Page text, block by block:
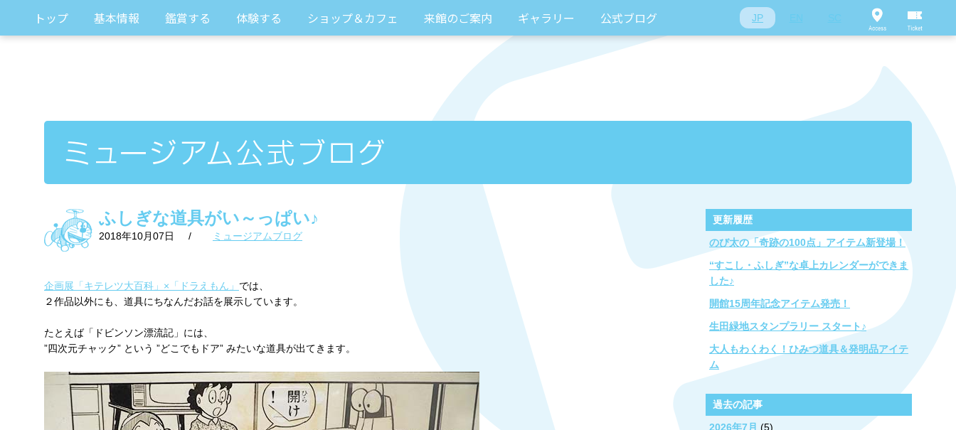
トップ 基本情報 鑑賞する 体験する ショップ＆カフェ 来館のご案内 ギャラリー 公式ブログ JP
ふしぎな道具がい～っぱい♪
2018年10月07日 / ミュージアムブログ
企画展「キテレツ大百科」×「ドラえもん」 では、
２作品以外にも、道具にちなんだお話を展示しています。
たとえば「ドビンソン漂流記」には、
”四次元チャック” という ”どこでもドア” みたいな道具が出てきます。
更新履歴
のび太の「奇跡の100点」アイテム新登場！
“すこし・ふしぎ”な卓上カレンダーができま
した♪
開館15周年記念アイテム発売！
生田緑地スタンプラリー スタート♪
大人もわくわく！ひみつ道具＆発明品アイテ
ム
過去の記事
2026年7月 (5)